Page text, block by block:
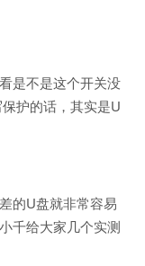
是不是这个开关没
护的话，其实是U
的U盘就非常容易
千给大家几个实测